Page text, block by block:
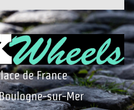
de France
sur-Mer